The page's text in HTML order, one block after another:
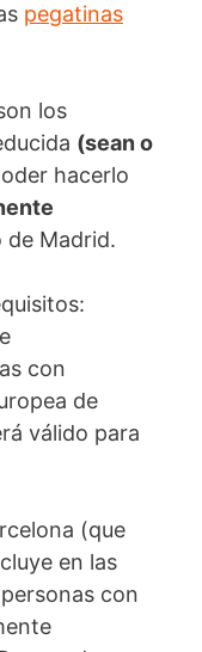
pegatinas
los
(sean o
hacerlo
de Madrid.
con
de
válido para
(que
en las
con